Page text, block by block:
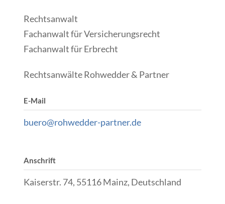
Rechtsanwalt
Fachanwalt für Versicherungsrecht
Fachanwalt für Erbrecht
Rechtsanwälte Rohwedder & Partner
E-Mail
buero@rohwedder-partner.de
Anschrift
Kaiserstr. 74, 55116 Mainz, Deutschland